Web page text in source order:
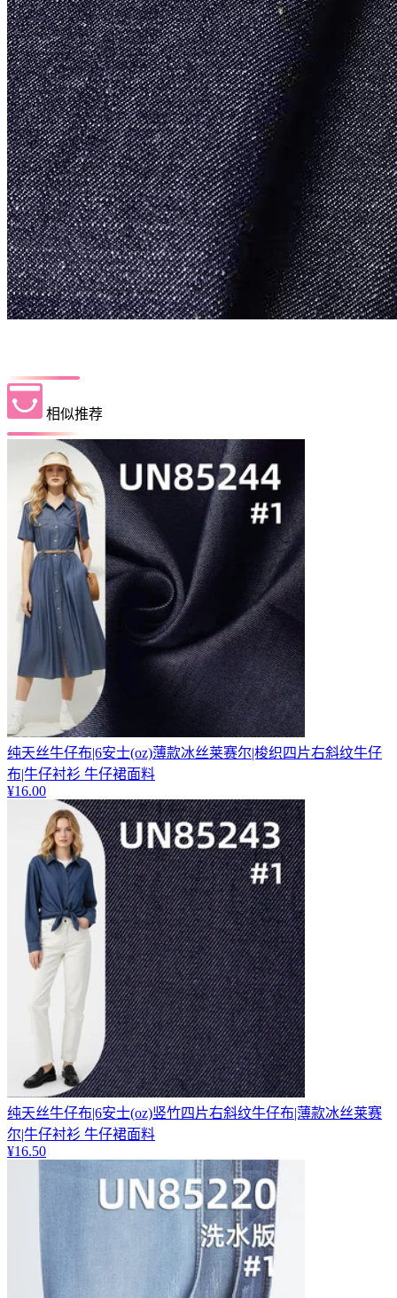
相似推荐
纯天丝牛仔布|6安士(oz)薄款冰丝莱赛尔|梭织四片右斜纹牛仔
布|牛仔衬衫 牛仔裙面料
¥16.00
纯天丝牛仔布|6安士(oz)竖竹四片右斜纹牛仔布|薄款冰丝莱赛
尔|牛仔衬衫 牛仔裙面料
¥16.50